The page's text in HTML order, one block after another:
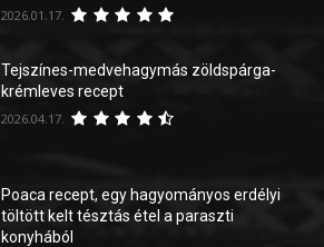
2026.01.17.
Tejszínes-medvehagymás zöldspárga-
krémleves recept
2026.04.17.
Poaca recept, egy hagyományos erdélyi
töltött kelt tésztás étel a paraszti
konyhából